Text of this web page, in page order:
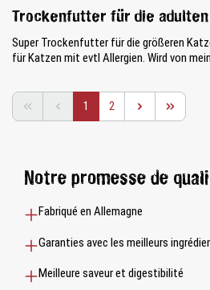
Évaluation avec une note de 5 sur 5 étoiles
Trockenfutter für die
Super Trockenfutter für die größeren
für Katzen mit evtl Allergien. Wird von
Page
1 Page
2
Notre promesse de
Fabriqué en Allemagne
Garanties avec les meilleurs
Meilleure saveur et digestibilité